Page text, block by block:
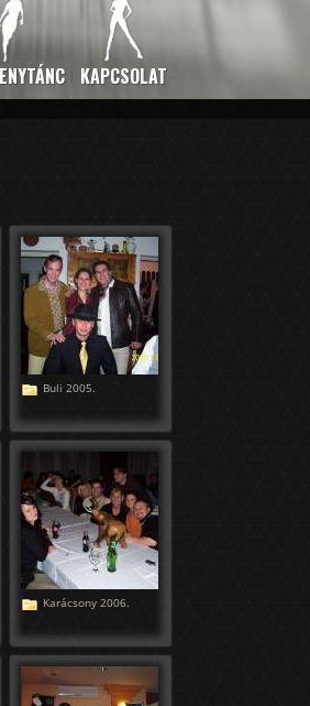
KAPCSOLAT
Buli 2005.
Karácsony 2006.